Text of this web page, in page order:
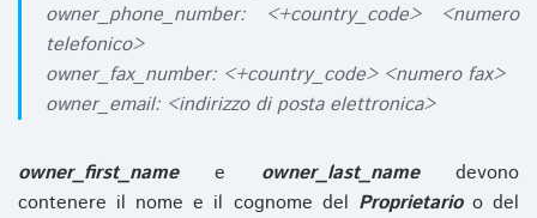
owner_phone_number: <+country_code> <numero
telefonico>
owner_fax_number: <+country_code> <numero fax>
owner_email: <indirizzo di posta elettronica>
owner_first_namee owner_last_namedevono
contenere il nome e il cognome del Proprietarioo del